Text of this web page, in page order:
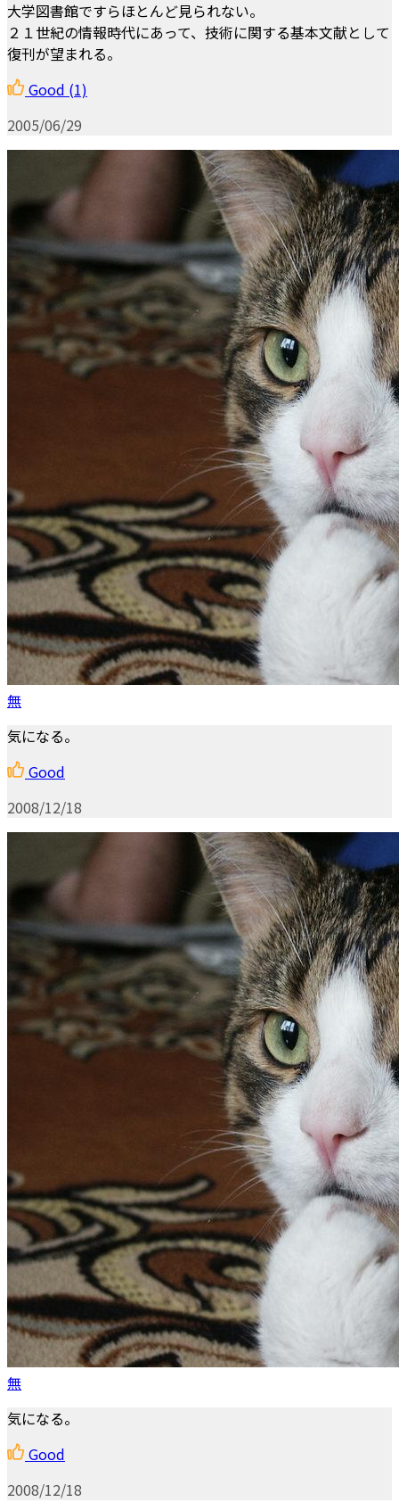
大学図書館ですらほとんど見られない。
２１世紀の情報時代にあって、技術に関する基本文献として
復刊が望まれる。
Good (1)
2005/06/29
無
気になる。
Good
2008/12/18
無
気になる。
Good
2008/12/18